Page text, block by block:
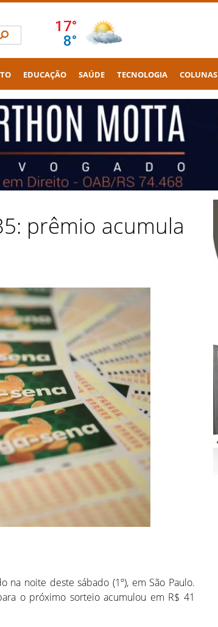
EDUCAÇÃO SAÚDE TECNOLOGIA COLUNAS
prêmio acumula
na noite deste sábado (1º), em São Paulo.
o próximo sorteio acumulou em R$ 41